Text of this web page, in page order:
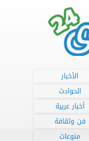
الأخبار
الحوادث
أخبار عربية
فن وثقافة
منوعات